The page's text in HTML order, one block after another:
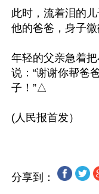
此时，流着泪的
他的爸爸，身子微
年轻的父亲急着
说：“谢谢你帮爸
子！”△
分享到：